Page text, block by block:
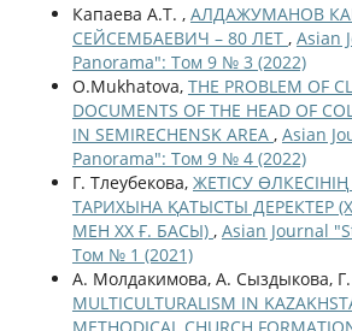
Капаева А.Т. , АЛДАЖУМАНОВ
СЕЙСЕМБАЕВИЧ – 80 ЛЕТ , Asian
Panorama": Том 9 № 3 (2022)
O.Mukhatova, THE PROBLEM OF
DOCUMENTS OF THE HEAD OF
IN SEMIRECHENSK AREA , Asian
Panorama": Том 9 № 4 (2022)
Г. Тлеубекова, ЖЕТІСУ
ТАРИХЫНА ҚАТЫСТЫ ДЕРЕКТЕР
МЕН ХХ Ғ. БАСЫ) , Asian Journal
Том № 1 (2021)
А. Молдакимова, А. Сыздыкова,
MULTICULTURALISM IN